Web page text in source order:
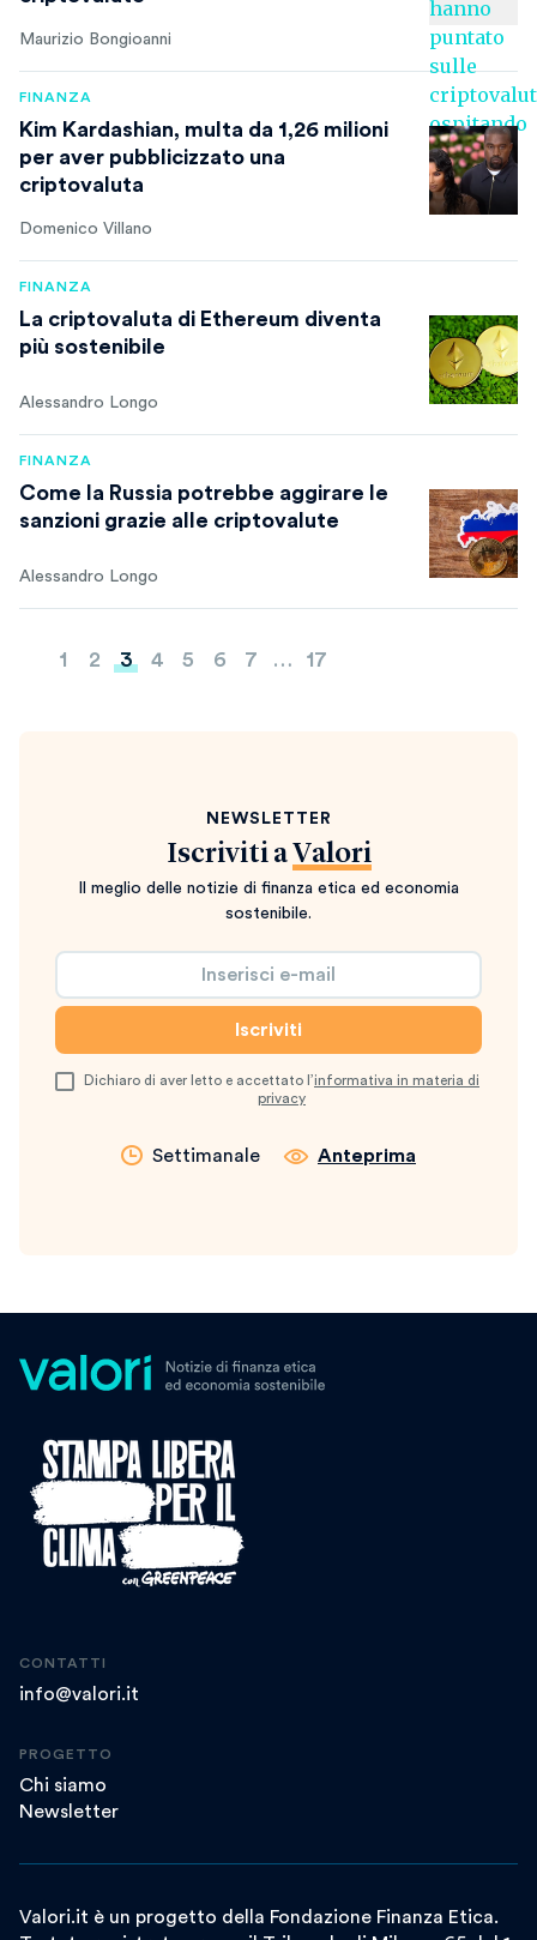
Maurizio Bongioanni
FINANZA
Kim Kardashian, multa da 1,26 milioni
per aver pubblicizzato una
criptovaluta
Domenico Villano
FINANZA
La criptovaluta di Ethereum diventa
più sostenibile
Alessandro Longo
FINANZA
Come la Russia potrebbe aggirare le
sanzioni grazie alle criptovalute
Alessandro Longo
Paginazione
1 2 3 4 5 6 7 … 17
NEWSLETTER
Iscriviti a Valori
Il meglio delle notizie di finanza etica ed economia
sostenibile.
Dichiaro di aver letto e accettato l’informativa in materia di
privacy
Settimanale Anteprima
CONTATTI
info@valori.it
PROGETTO
Chi siamo
Newsletter
Valori.it è un progetto della Fondazione Finanza Etica.